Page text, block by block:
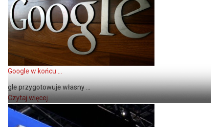
Google w końcu ...
gle przygotowuje własny ...
Czytaj więcej